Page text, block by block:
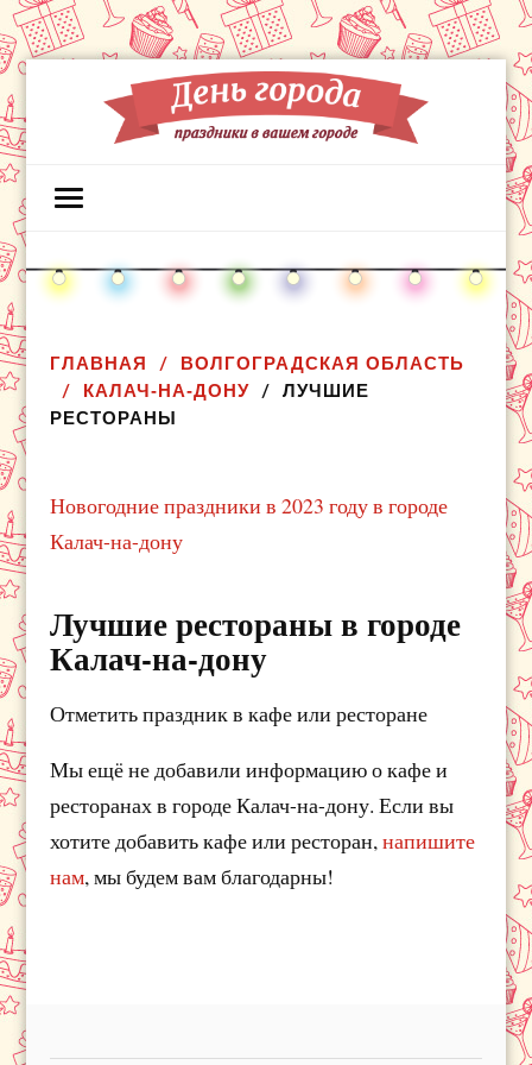
ГЛАВНАЯ
ВОЛГОГРАДСКАЯ ОБЛАСТЬ
КАЛАЧ-НА-ДОНУ
ЛУЧШИЕ
РЕСТОРАНЫ
Новогодние праздники в 2023 году в городе
Калач-на-дону
Лучшие рестораны в городе
Калач-на-дону
Отметить праздник в кафе или ресторане
Мы ещё не добавили информацию о кафе и
ресторанах в городе Калач-на-дону. Если вы
хотите добавить кафе или ресторан,напишите
нам, мы будем вам благодарны!